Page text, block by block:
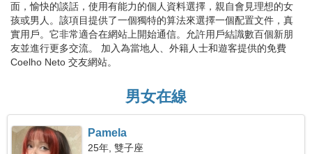
面，愉快的談話，使用有能力的個人資料選擇，親自會見理想的女
孩或男人。該項目提供了一個獨特的算法來選擇一個配置文件，真
實用戶。它非常適合在網站上開始通信。允許用戶結識數百個新朋
友並進行更多交流。 加入為當地人、外籍人士和遊客提供的免費
Coelho Neto 交友網站。
男女在線
Pamela
25年, 雙子座